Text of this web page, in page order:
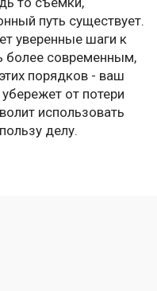
путь существует.
уверенные шаги к
более современным,
порядков - ваш
от потери
использовать
делу.